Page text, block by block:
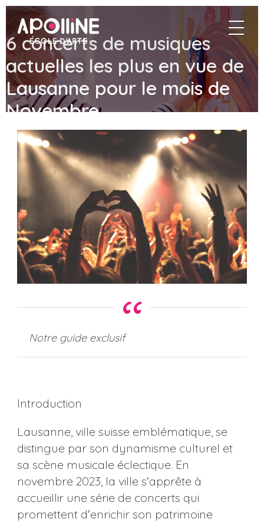
Apolline
–
École
d'arts
6 concerts de musiques
actuelles les plus en vue de
Lausanne pour le mois de
Novembre
Notre guide exclusif
Introduction
Lausanne, ville suisse emblématique, se
distingue par son dynamisme culturel et
sa scène musicale éclectique. En
novembre 2023, la ville s'apprête à
accueillir une série de concerts qui
promettent d'enrichir son patrimoine